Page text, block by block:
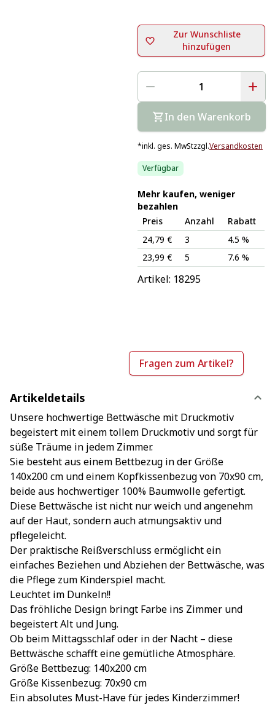
Zur Wunschliste
hinzufügen
In den Warenkorb
*inkl. ges. MwStzzgl.Versandkosten
Verfügbar
Mehr kaufen, weniger
bezahlen
Preis
Anzahl
Rabatt
24,79 €
3
4.5 %
23,99 €
5 7.6 %
Artikel: 18295
Fragen zum Artikel?
Artikeldetails
Unsere hochwertige Bettwäsche mit Druckmotiv
begeistert mit einem tollem Druckmotiv und sorgt für
süße Träume in jedem Zimmer.
Sie besteht aus einem Bettbezug in der Größe
140x200 cm und einem Kopfkissenbezug von 70x90 cm,
beide aus hochwertiger 100% Baumwolle gefertigt.
Diese Bettwäsche ist nicht nur weich und angenehm
auf der Haut, sondern auch atmungsaktiv und
pflegeleicht.
Der praktische Reißverschluss ermöglicht ein
einfaches Beziehen und Abziehen der Bettwäsche, was
die Pflege zum Kinderspiel macht.
Leuchtet im Dunkeln!!
Das fröhliche Design bringt Farbe ins Zimmer und
begeistert Alt und Jung.
Ob beim Mittagsschlaf oder in der Nacht – diese
Bettwäsche schafft eine gemütliche Atmosphäre.
Größe Bettbezug: 140x200 cm
Größe Kissenbezug: 70x90 cm
Ein absolutes Must-Have für jedes Kinderzimmer!